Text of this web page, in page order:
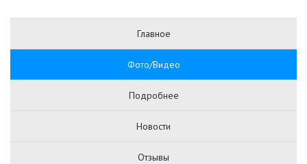
Главное
Фото/Видео
Подробнее
Новости
Отзывы